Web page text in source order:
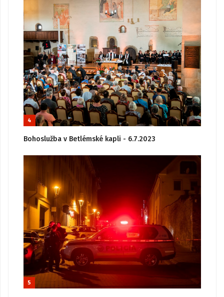
4
Bohoslužba v Betlémské kapli - 6.7.2023
5